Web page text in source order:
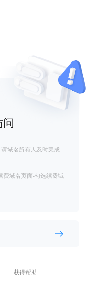
问
域名所有人及时完成
费域名页面-勾选续费域
获得帮助